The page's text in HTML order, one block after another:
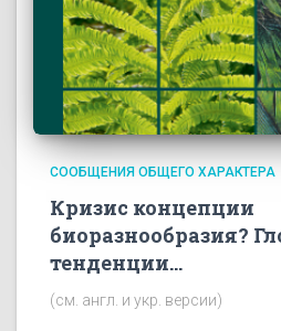
СООБЩЕНИЯ ОБЩЕГО ХАРАКТЕРА
Кризис концепции
биоразнообразия?
тенденции…
(см. англ. и укр. версии)